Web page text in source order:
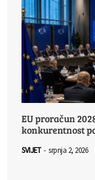
EU proračun
konkurentnost
SVIJET - srpnja 2, 2026